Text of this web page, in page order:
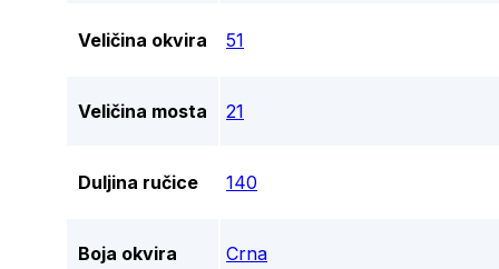
Veličina okvira 51
Veličina mosta 21
Duljina ručice 140
Boja okvira Crna